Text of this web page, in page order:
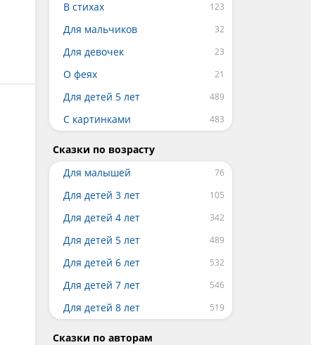
В стихах
Для мальчиков
Для девочек
О феях
Для детей 5 лет
С картинками
Сказки по возрасту
Для малышей
Для детей 3 лет
Для детей 4 лет
Для детей 5 лет
Для детей 6 лет
Для детей 7 лет
Для детей 8 лет
Сказки по авторам